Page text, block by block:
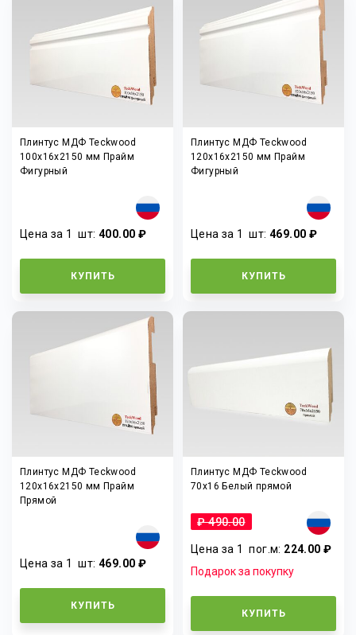
Плинтус МДФ Teckwood
100х16х2150 мм Прайм
Фигурный
Цена за 1шт:400.00 ₽
КУПИТЬ
Плинтус МДФ Teckwood
120х16х2150 мм Прайм
Фигурный
Цена за 1шт:469.00 ₽
КУПИТЬ
Плинтус МДФ Teckwood
120х16х2150 мм Прайм
Прямой
Цена за 1шт:469.00 ₽
КУПИТЬ
Плинтус МДФ Teckwood
70x16 Белый прямой
₽ 490.00
Цена за 1пог.м: 224.00 ₽
Подарок за покупку
КУПИТЬ